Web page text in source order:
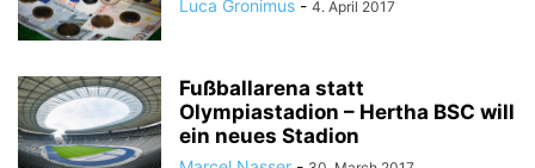
Luca Gronimus - 4. April 2017
Fußballarena statt
Olympiastadion – Hertha BSC will
ein neues Stadion